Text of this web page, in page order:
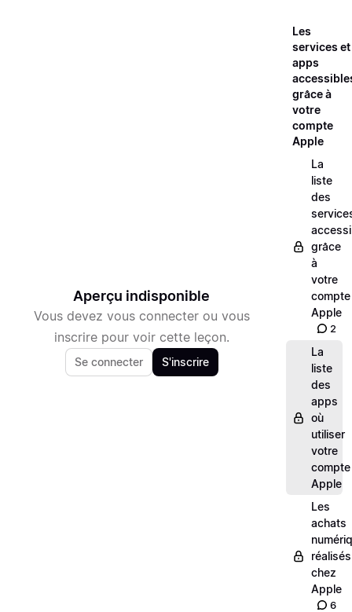
Aperçu indisponible
Vous devez vous connecter ou vous
inscrire pour voir cette leçon.
Se connecter S'inscrire
Les
services et
apps
grâce à
votre
compte
Apple
La
liste
des
grâce
à
votre
compte
Apple
2
La
liste
des
apps
où
utiliser
votre
compte
Apple
Les
achats
réalisés
chez
Apple
6